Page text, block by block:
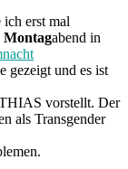
ich erst mal
Montagabend in
gezeigt und es ist
vorstellt. Der
als Transgender